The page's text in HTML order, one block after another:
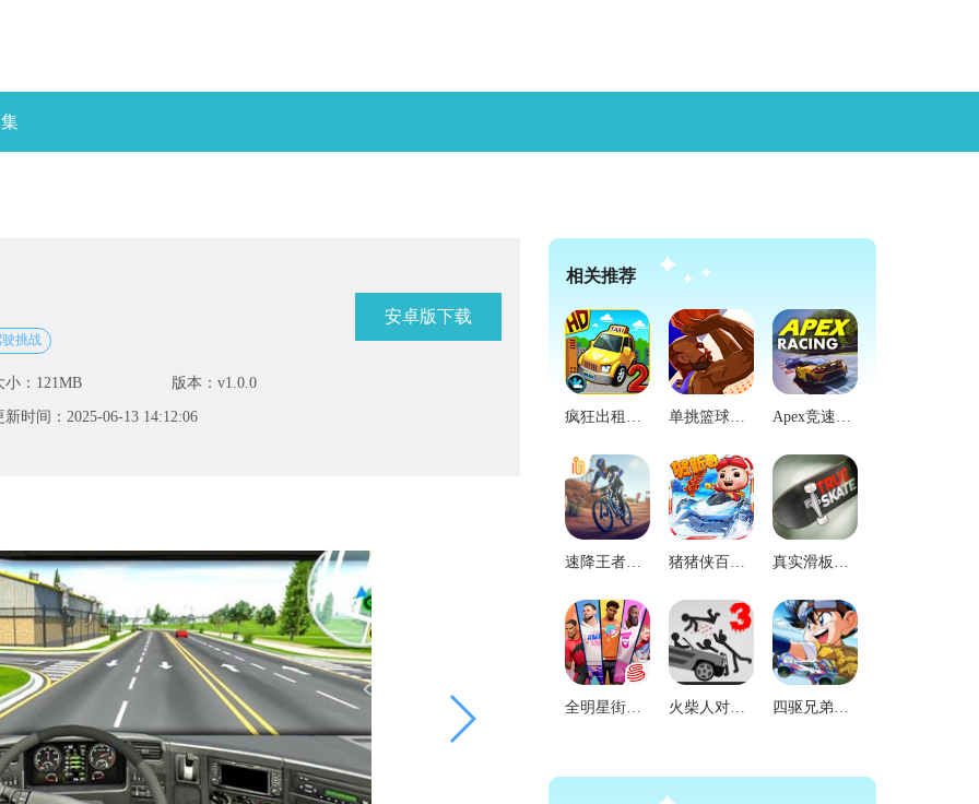
挑战
小：121MB 版本：v1.0.0
新时间：2025-06-13 14:12:06
安卓版下载
相关推荐
疯狂出租车2官方版 单挑篮球国际版 Apex竞速免费原版
速降王者直装版 猪猪侠百变飞车最新免费版 真实滑板模拟器免费原版
全明星街球派对国际版 火柴人对战最新版 四驱兄弟游戏官方最新版